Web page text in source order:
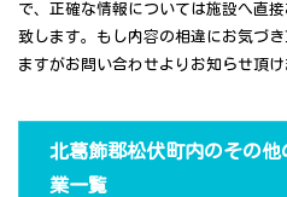
で、正確な情報については施設へ直
致します。もし内容の相違にお気づ
ますがお問い合わせよりお知らせ頂け
北葛飾郡松伏町内のその
業一覧